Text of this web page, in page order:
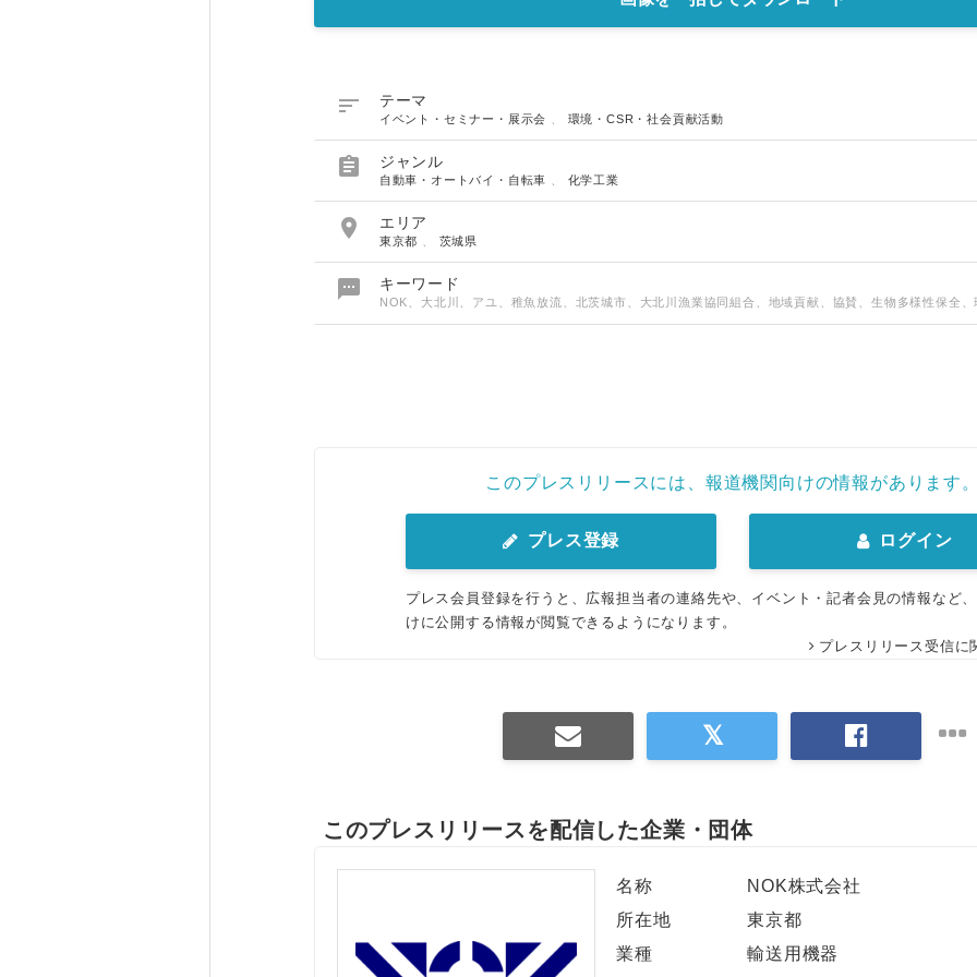
 テーマ
イベント・セミナー・展示会 環境・CSR・社会貢献活動
 ジャンル
自動車・オートバイ・自転車 化学工業
 エリア
東京都 茨城県
 キーワード
NOK、大北川、アユ、稚魚放流、北茨城市、大北川漁業協同組合、地域貢献、協賛、生物多様性保全、
このプレスリリースには、報道機関向けの情報があります。
プレス登録 ログイン
プレス会員登録を行うと、広報担当者の連絡先や、イベント・記者会見の情報など
けに公開する情報が閲覧できるようになります。
プレスリリース受信に
このプレスリリースを配信した企業・団体
名称
NOK株式会社
所在地
東京都
業種
輸送用機器